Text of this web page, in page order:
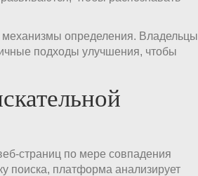
механизмы определения. Владельцы
подходы улучшения, чтобы
страниц по мере совпадения
поиска, платформа анализирует